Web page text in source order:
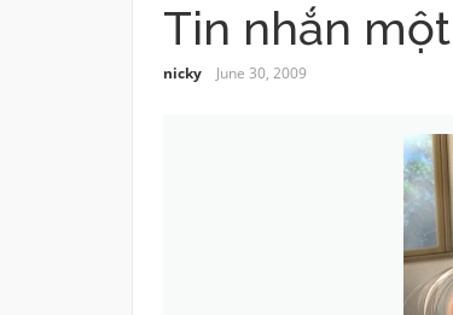
Tin nhắn
nicky June 30, 2009